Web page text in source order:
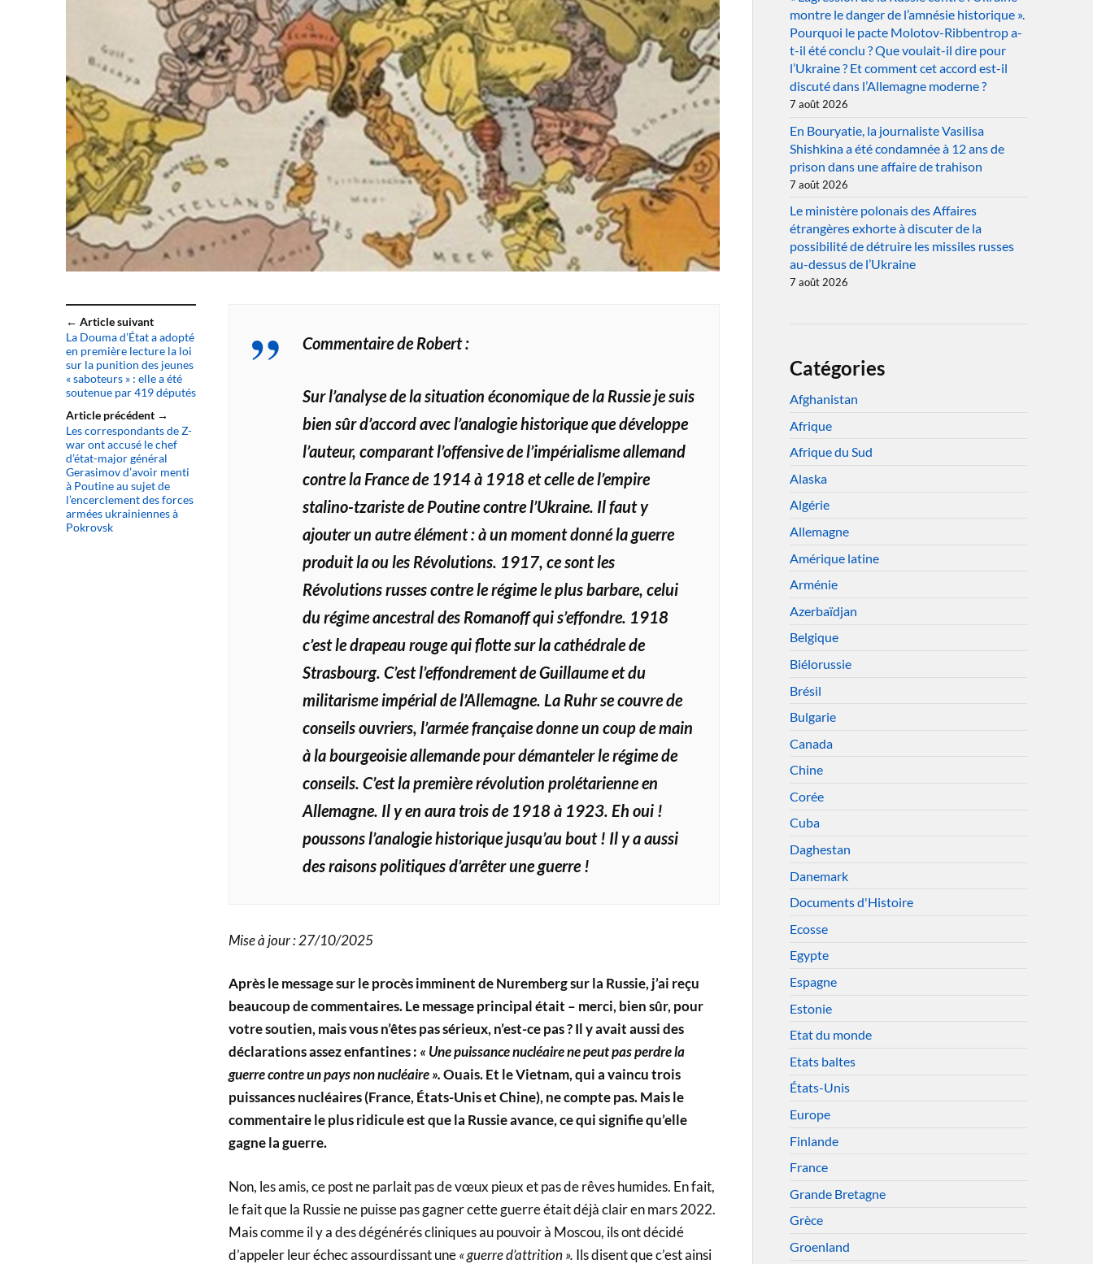
← Article suivant
La Douma d’État a adopté
en première lecture la loi
sur la punition des jeunes
« saboteurs » : elle a été
soutenue par 419 députés
Article précédent →
Les correspondants de Z-
war ont accusé le chef
d’état-major général
Gerasimov d’avoir menti
à Poutine au sujet de
l’encerclement des forces
armées ukrainiennes à
Pokrovsk
Commentaire de Robert :
Sur l’analyse de la situation économique de la Russie je suis
bien sûr d’accord avec l’analogie historique que développe
l’auteur, comparant l’offensive de l’impérialisme allemand
contre la France de 1914 à 1918 et celle de l’empire
stalino-tzariste de Poutine contre l’Ukraine. Il faut y
ajouter un autre élément : à un moment donné la guerre
produit la ou les Révolutions. 1917, ce sont les
Révolutions russes contre le régime le plus barbare, celui
du régime ancestral des Romanoff qui s’effondre. 1918
c’est le drapeau rouge qui flotte sur la cathédrale de
Strasbourg. C’est l’effondrement de Guillaume et du
militarisme impérial de l’Allemagne. La Ruhr se couvre de
conseils ouvriers, l’armée française donne un coup de main
à la bourgeoisie allemande pour démanteler le régime de
conseils. C’est la première révolution prolétarienne en
Allemagne. Il y en aura trois de 1918 à 1923. Eh oui !
poussons l’analogie historique jusqu’au bout ! Il y a aussi
des raisons politiques d’arrêter une guerre !
Mise à jour : 27/10/2025
Après le message sur le procès imminent de Nuremberg sur la Russie, j’ai reçu
beaucoup de commentaires. Le message principal était – merci, bien sûr, pour
votre soutien, mais vous n’êtes pas sérieux, n’est-ce pas ? Il y avait aussi des
déclarations assez enfantines : « Une puissance nucléaire ne peut pas perdre la
guerre contre un pays non nucléaire ».Ouais. Et le Vietnam, qui a vaincu trois
puissances nucléaires (France, États-Unis et Chine), ne compte pas. Mais le
commentaire le plus ridicule est que la Russie avance, ce qui signifie qu’elle
gagne la guerre.
Non, les amis, ce post ne parlait pas de vœux pieux et pas de rêves humides. En fait,
le fait que la Russie ne puisse pas gagner cette guerre était déjà clair en mars 2022.
Mais comme il y a des dégénérés cliniques au pouvoir à Moscou, ils ont décidé
d’appeler leur échec assourdissant une« guerre d’attrition ». Ils disent que c’est ainsi
montre le danger de l’amnésie historique ».
Pourquoi le pacte Molotov-Ribbentrop a-
t-il été conclu ? Que voulait-il dire pour
l’Ukraine ? Et comment cet accord est-il
discuté dans l’Allemagne moderne ?
7 août 2026
En Bouryatie, la journaliste Vasilisa
Shishkina a été condamnée à 12 ans de
prison dans une affaire de trahison
7 août 2026
Le ministère polonais des Affaires
étrangères exhorte à discuter de la
possibilité de détruire les missiles russes
au-dessus de l’Ukraine
7 août 2026
Catégories
Afghanistan
Afrique
Afrique du Sud
Alaska
Algérie
Allemagne
Amérique latine
Arménie
Azerbaïdjan
Belgique
Biélorussie
Brésil
Bulgarie
Canada
Chine
Corée
Cuba
Daghestan
Danemark
Documents d'Histoire
Ecosse
Egypte
Espagne
Estonie
Etat du monde
Etats baltes
États-Unis
Europe
Finlande
France
Grande Bretagne
Grèce
Groenland